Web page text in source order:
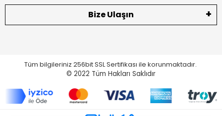
Bize Ulaşın
Tüm bilgileriniz 256bit SSL Sertifikası ile korunmaktadır.
© 2022 Tüm Hakları Saklıdır